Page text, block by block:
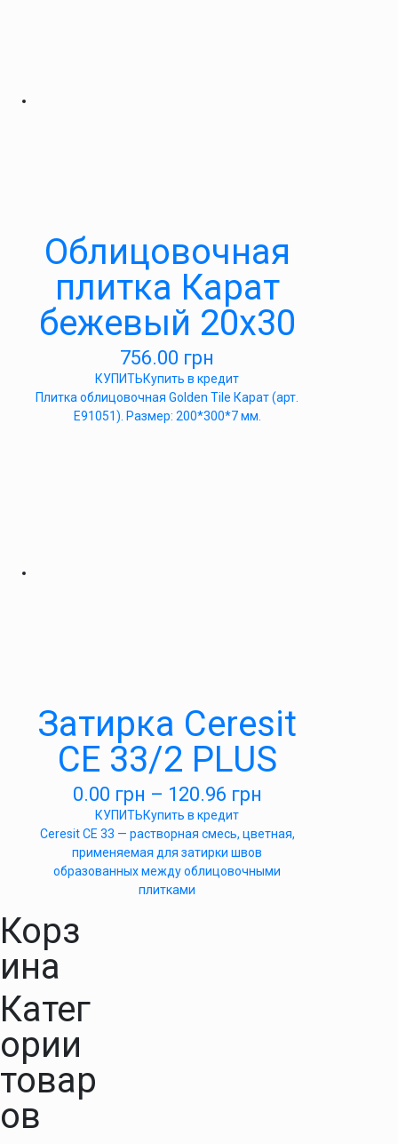
Облицовочная
плитка Карат
бежевый 20х30
756.00 грн
КУПИТЬКупить в кредит
Плитка облицовочная Golden Tile Карат (арт.
Е91051). Размер: 200*300*7 мм.
Затирка Ceresit
СЕ 33/2 PLUS
0.00 грн – 120.96 грн
КУПИТЬКупить в кредит
Ceresit CE 33 — растворная смесь, цветная,
применяемая для затирки швов
образованных между облицовочными
плитками
Корз
ина
Катег
ории
товар
ов